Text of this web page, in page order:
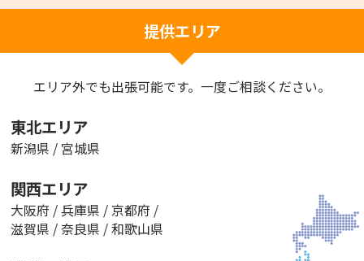
提供エリア
エリア外でも出張可能です。一度ご相談ください。
東北エリア
新潟県 / 宮城県
関西エリア
大阪府 /兵庫県 /京都府 /
滋賀県 /奈良県 /和歌山県